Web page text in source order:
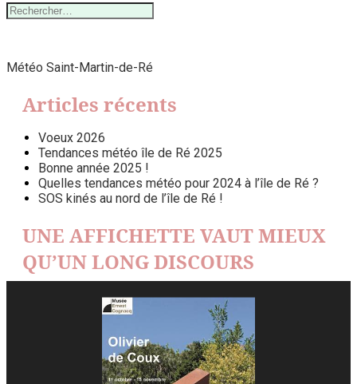
Rechercher :
Météo Saint-Martin-de-Ré
Articles récents
Voeux 2026
Tendances météo île de Ré 2025
Bonne année 2025 !
Quelles tendances météo pour 2024 à l’île de Ré ?
SOS kinés au nord de l’île de Ré !
UNE AFFICHETTE VAUT MIEUX
QU’UN LONG DISCOURS